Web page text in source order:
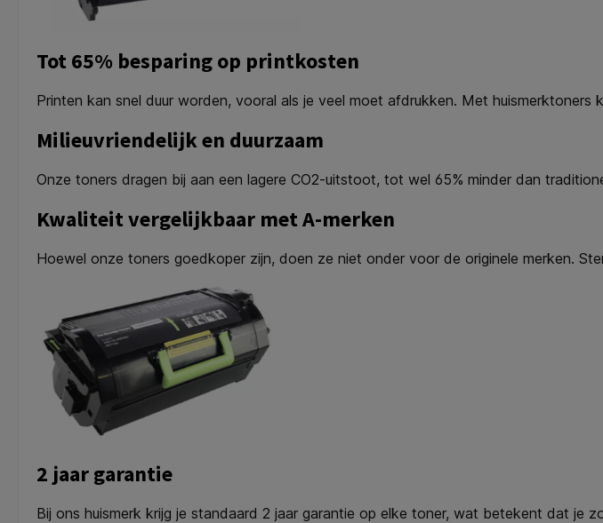
Tot 65% besparing op printkosten
Printen kan snel duur worden, vooral als je veel moet afdrukken. Met
Milieuvriendelijk en duurzaam
Onze toners dragen bij aan een lagere CO2-uitstoot, tot wel 65% minder dan
Kwaliteit vergelijkbaar met A-merken
Hoewel onze toners goedkoper zijn, doen ze niet onder voor de originele merken.
2 jaar garantie
Bij ons huismerk krijg je standaard 2 jaar garantie op elke toner, wat betekent dat je